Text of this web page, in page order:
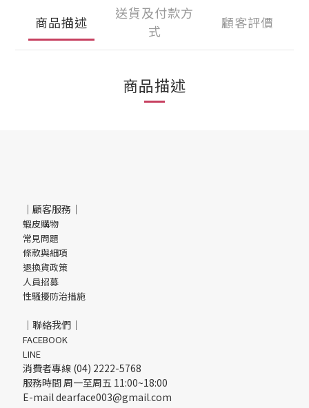
商品描述
送貨及付款方
式
顧客評價
商品描述
｜顧客服務｜
蝦皮購物
常見問題
條款與細項
退換貨政策
人員招募
性騷擾防治措施
｜聯絡我們｜
FACEBOOK
LINE
消費者專線 (04) 2222-5768
服務時間 周一至周五 11:00~18:00
E-mail dearface003@gmail.com